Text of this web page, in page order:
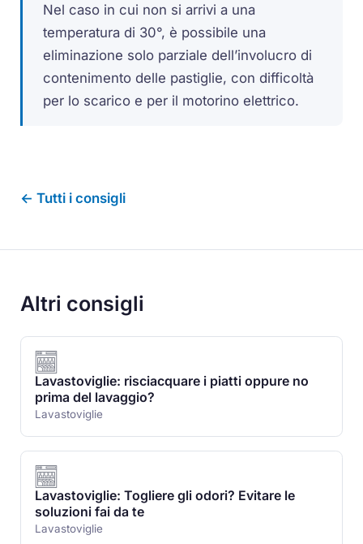
Nel caso in cui non si arrivi a una
temperatura di 30°, è possibile una
eliminazione solo parziale dell’involucro di
contenimento delle pastiglie, con difficoltà
per lo scarico e per il motorino elettrico.
← Tutti i consigli
Altri consigli
Lavastoviglie: risciacquare i piatti oppure no
prima del lavaggio?
Lavastoviglie
Lavastoviglie: Togliere gli odori? Evitare le
soluzioni fai da te
Lavastoviglie